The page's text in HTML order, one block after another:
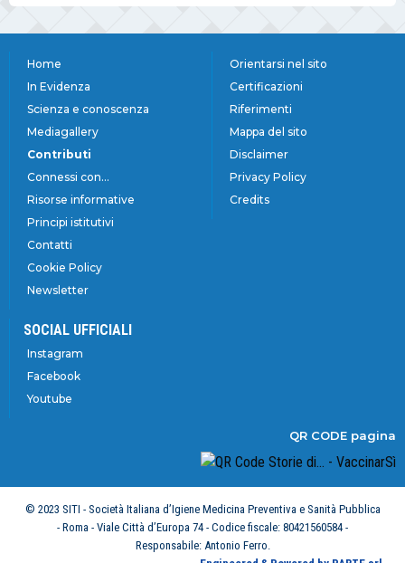
Home
In Evidenza
Scienza e conoscenza
Mediagallery
Contributi
Connessi con...
Risorse informative
Principi istitutivi
Contatti
Cookie Policy
Newsletter
Orientarsi nel sito
Certificazioni
Riferimenti
Mappa del sito
Disclaimer
Privacy Policy
Credits
SOCIAL UFFICIALI
Instagram
Facebook
Youtube
QR CODE pagina
© 2023 SITI - Società Italiana d’Igiene Medicina Preventiva e Sanità Pubblica
- Roma - Viale Città d’Europa 74 - Codice fiscale: 80421560584 -
Responsabile: Antonio Ferro.